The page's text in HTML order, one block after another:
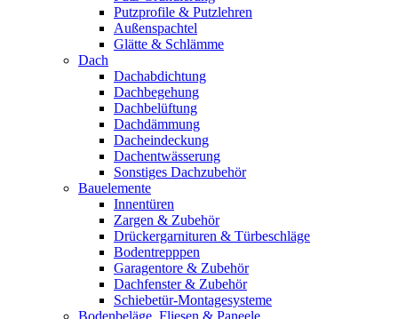
Putzprofile & Putzlehren
Außenspachtel
Glätte & Schlämme
Dach
Dachabdichtung
Dachbegehung
Dachbelüftung
Dachdämmung
Dacheindeckung
Dachentwässerung
Sonstiges Dachzubehör
Bauelemente
Innentüren
Zargen & Zubehör
Drückergarnituren & Türbeschläge
Bodentrepppen
Garagentore & Zubehör
Dachfenster & Zubehör
Schiebetür-Montagesysteme
Bodenbeläge, Fliesen & Paneele